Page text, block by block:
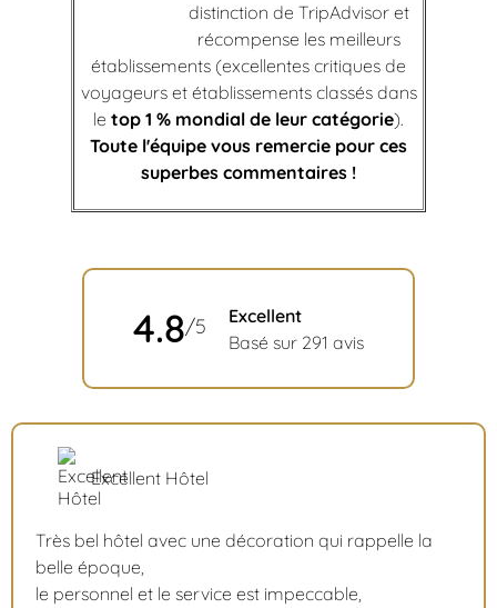
distinction de TripAdvisor et
récompense les meilleurs
établissements (excellentes critiques de
voyageurs et établissements classés dans
le top 1 % mondial de leur catégorie).
Toute l'équipe vous remercie pour ces
superbes commentaires !
4.8/5
Excellent
Basé sur 291 avis
Excellent Hôtel
Très bel hôtel avec une décoration qui rappelle la
belle époque,
le personnel et le service est impeccable,